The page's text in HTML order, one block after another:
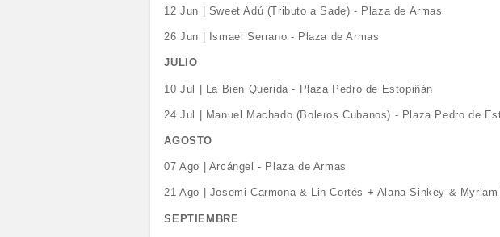
12 Jun | Sweet Adú (Tributo a Sade) - Plaza de Armas
26 Jun | Ismael Serrano - Plaza de Armas
JULIO
10 Jul | La Bien Querida - Plaza Pedro de Estopiñán
24 Jul | Manuel Machado (Boleros Cubanos) - Plaza Pedro de
AGOSTO
07 Ago | Arcángel - Plaza de Armas
21 Ago | Josemi Carmona & Lin Cortés + Alana Sinkëy &
SEPTIEMBRE